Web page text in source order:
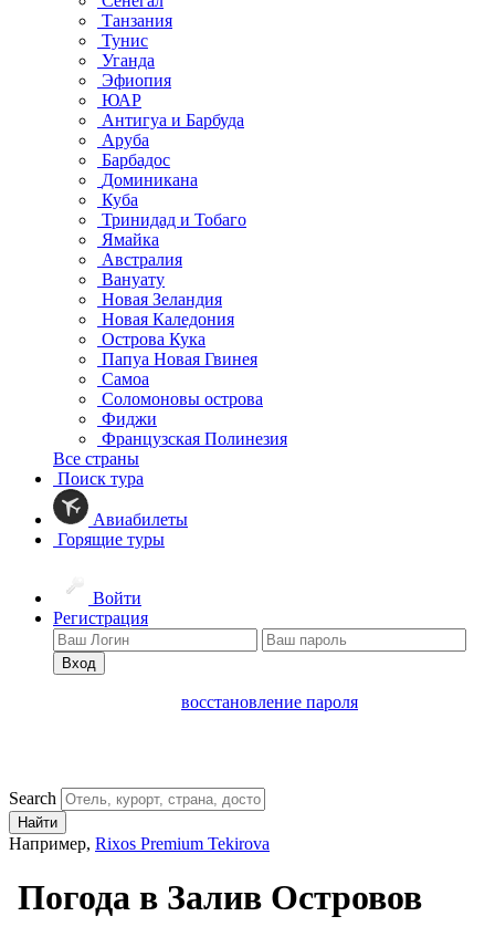
Танзания
Тунис
Уганда
Эфиопия
ЮАР
Антигуа и Барбуда
Аруба
Барбадос
Доминикана
Куба
Тринидад и Тобаго
Ямайка
Австралия
Вануату
Новая Зеландия
Новая Каледония
Острова Кука
Папуа Новая Гвинея
Самоа
Соломоновы острова
Фиджи
Французская Полинезия
Все страны
Поиск тура
Авиабилеты
Горящие туры
Войти
Регистрация
Вход
восстановление пароля
Search
Найти
Например, Rixos Premium Tekirova
Погода в Залив Островов